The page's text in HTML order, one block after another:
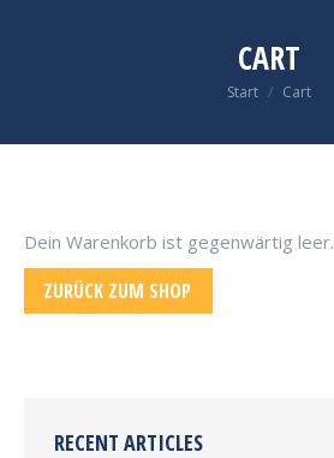
CART
Start Cart
Dein Warenkorb ist gegenwärtig leer.
ZURÜCK ZUM SHOP
RECENT ARTICLES